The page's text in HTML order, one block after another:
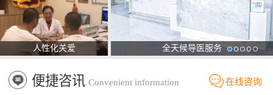
人性化关爱 全天候导医服务
便捷咨讯 Convenient information 在线咨询